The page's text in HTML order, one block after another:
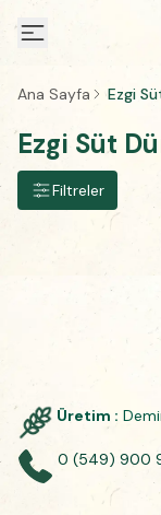
Ana Sayfa Ezgi
Ezgi Süt
Filtreler
Üretim :
0 (549) 900